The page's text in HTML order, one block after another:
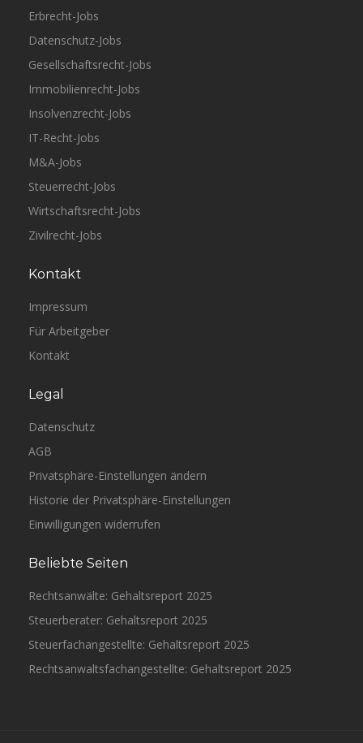
Erbrecht-Jobs
Datenschutz-Jobs
Gesellschaftsrecht-Jobs
Immobilienrecht-Jobs
Insolvenzrecht-Jobs
IT-Recht-Jobs
M&A-Jobs
Steuerrecht-Jobs
Wirtschaftsrecht-Jobs
Zivilrecht-Jobs
Kontakt
Impressum
Für Arbeitgeber
Kontakt
Legal
Datenschutz
AGB
Privatsphäre-Einstellungen ändern
Historie der Privatsphäre-Einstellungen
Einwilligungen widerrufen
Beliebte Seiten
Rechtsanwälte: Gehaltsreport 2025
Steuerberater: Gehaltsreport 2025
Steuerfachangestellte: Gehaltsreport 2025
Rechtsanwaltsfachangestellte: Gehaltsreport 2025